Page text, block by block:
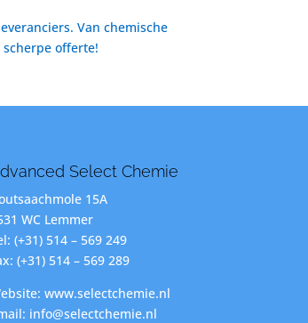
Van chemische
offerte!
Select Chemie
15A
WC Lemmer
(+31) 514 – 569 249
(+31) 514 – 569 289
www.selectchemie.nl
info@selectchemie.nl